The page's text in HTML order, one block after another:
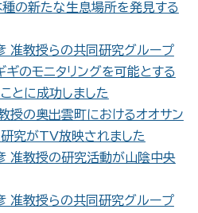
の新たな生息場所を発見する
准教授らの共同研究グループ
のモニタリングを可能とする
とに成功しました
授の奥出雲町におけるオオサン
究がTV放映されました
准教授の研究活動が山陰中央
准教授らの共同研究グループ